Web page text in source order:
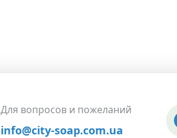
Для вопросов и пожеланий
info@city-soap.com.ua